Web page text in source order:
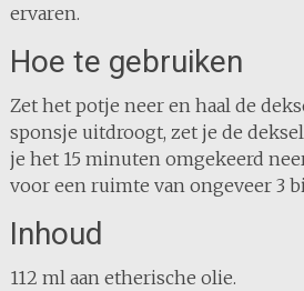
ervaren.
Hoe te gebruiken
Zet het potje neer en haal de
sponsje uitdroogt, zet je de
je het 15 minuten omgekeerd
voor een ruimte van ongeveer 3
Inhoud
112 ml aan etherische olie.